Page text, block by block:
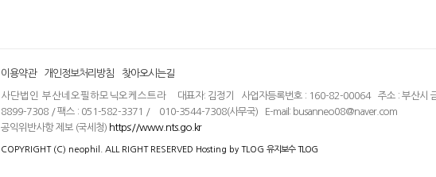
이용약관 개인정보처리방침 찾아오시는길
사단법인 부산네오필하모닉오케스트라
대표자: 김정기 사업자등록번호 : 160-82-00064 주소 : 부산시
8899-7308 / 팩스 : 051-582-3371 / 010-3544-7308(사무국) E-mail: busanneo08@naver.com
공익위반사항 제보 (국세청) https://www.nts.go.kr
COPYRIGHT (C) neophil. ALL RIGHT RESERVED Hosting by TLOG 유지보수 TLOG